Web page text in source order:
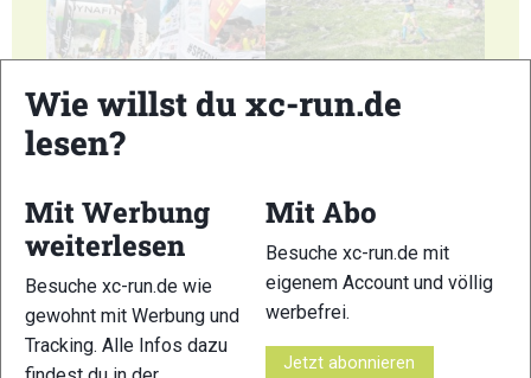
11 12
Wie willst du xc-run.de
lesen?
Mit Werbung
weiterlesen
Besuche xc-run.de wie
gewohnt mit Werbung und
Tracking. Alle Infos dazu
Mit Abo
Besuche xc-run.de mit
eigenem Account und völlig
werbefrei.
Jetzt abonnieren